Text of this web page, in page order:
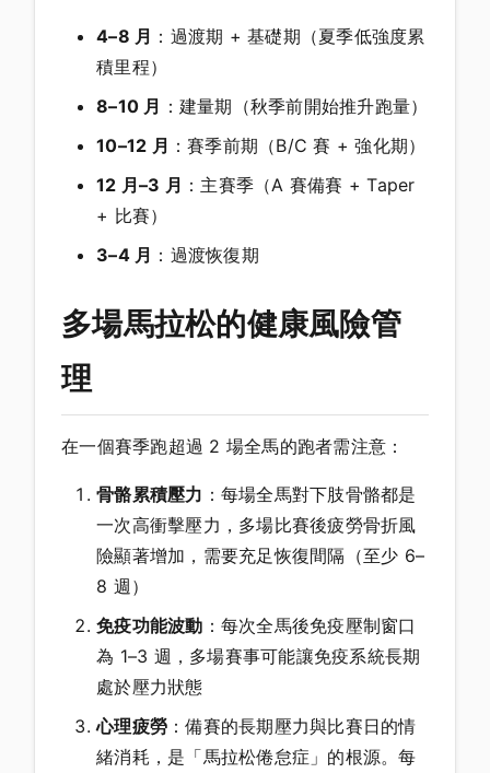
4–8 月 ：過渡期 + 基礎期（夏季低強度累
積里程）
8–10 月 ：建量期（秋季前開始推升跑量）
10–12 月 ：賽季前期（B/C 賽 + 強化期）
12 月–3 月 ：主賽季（A 賽備賽 + Taper
+ 比賽）
3–4 月 ：過渡恢復期
多場馬拉松的健康風險管
理
在一個賽季跑超過 2 場全馬的跑者需注意：
骨骼累積壓力 ：每場全馬對下肢骨骼都是
一次高衝擊壓力，多場比賽後疲勞骨折風
險顯著增加，需要充足恢復間隔（至少 6–
8 週）
免疫功能波動 ：每次全馬後免疫壓制窗口
為 1–3 週，多場賽事可能讓免疫系統長期
處於壓力狀態
心理疲勞 ：備賽的長期壓力與比賽日的情
緒消耗，是「馬拉松倦怠症」的根源。每